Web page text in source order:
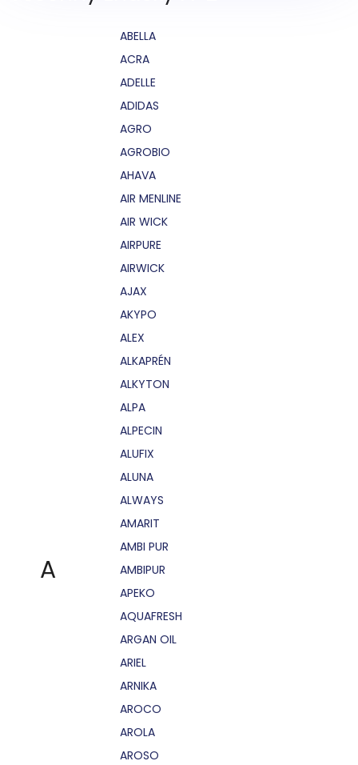
A
ABELLA
ACRA
ADELLE
ADIDAS
AGRO
AGROBIO
AHAVA
AIR MENLINE
AIR WICK
AIRPURE
AIRWICK
AJAX
AKYPO
ALEX
ALKAPRÉN
ALKYTON
ALPA
ALPECIN
ALUFIX
ALUNA
ALWAYS
AMARIT
AMBI PUR
AMBIPUR
APEKO
AQUAFRESH
ARGAN OIL
ARIEL
ARNIKA
AROCO
AROLA
AROSO